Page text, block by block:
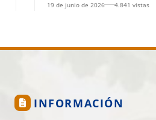
19 de junio de 2026 4.841 vistas
INFORMACIÓN